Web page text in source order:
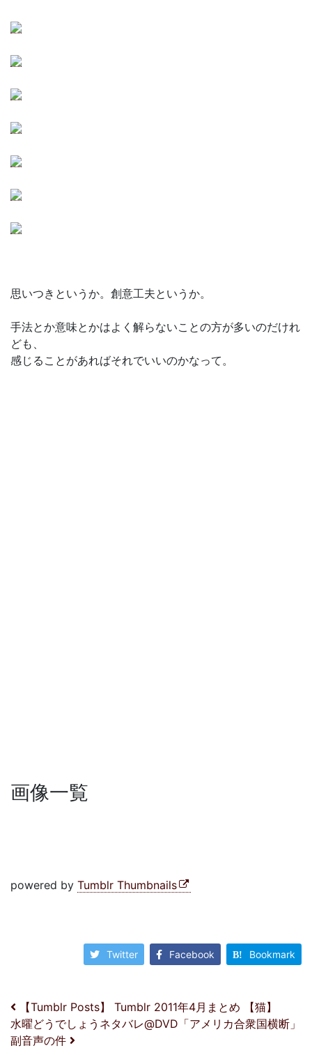
思いつきというか。創意工夫というか。
手法とか意味とかはよく解らないことの方が多いのだけれ
ども、
感じることがあればそれでいいのかなって。
画像一覧
powered by Tumblr Thumbnails
Twitter Facebook Bookmark
投稿ナビゲーション
【Tumblr Posts】 Tumblr 2011年4月まとめ 【猫】
水曜どうでしょうネタバレ@DVD「アメリカ合衆国横断」
副音声の件